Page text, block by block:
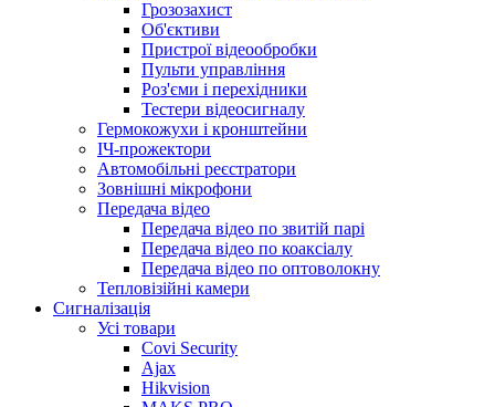
Грозозахист
Об'єктиви
Пристрої відеообробки
Пульти управління
Роз'єми і перехідники
Тестери відеосигналу
Гермокожухи і кронштейни
ІЧ-прожектори
Автомобільні реєстратори
Зовнішні мікрофони
Передача відео
Передача відео по звитій парі
Передача відео по коаксіалу
Передача відео по оптоволокну
Тепловізійні камери
Cигналізація
Усі товари
Covi Security
Ajax
Hikvision